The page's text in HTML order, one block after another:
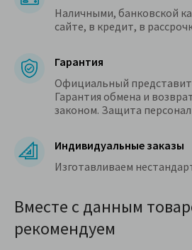
Наличными, банковской
сайте, в кредит, в
Гарантия
Официальный
Гарантия обмена и
законом. Защита
Индивидуальные заказы
Изготавливаем
Вместе с данным
рекомендуем